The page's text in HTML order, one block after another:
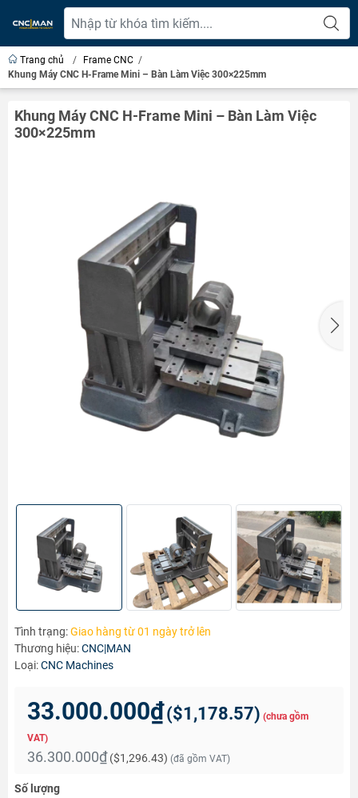
Trang chủ / Frame CNC /
Khung Máy CNC H-Frame Mini – Bàn Làm Việc 300×225mm
Khung Máy CNC H-Frame Mini – Bàn Làm Việc
300×225mm
Tình trạng:Giao hàng từ 01 ngày trở lên
Thương hiệu:CNC|MAN
Loại:CNC Machines
33.000.000₫($1,178.57) (chưa gồm
VAT)
36.300.000₫ ($1,296.43) (đã gồm VAT)
Số lượng